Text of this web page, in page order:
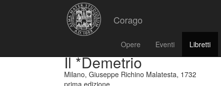
Corago
Opere Eventi Libretti
Il *Demetrio
Milano, Giuseppe Richino Malatesta, 1732
prima edizione